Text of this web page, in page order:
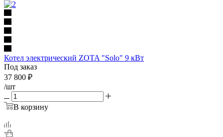
Котел электрический ZOTA "Solo" 9 кВт
Под заказ
37 800 ₽
/шт
В корзину